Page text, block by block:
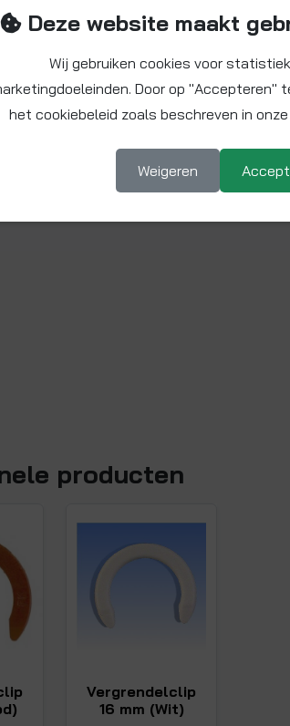
producten
Vergrendelclip
16 mm (Wit)
Deze website maakt
Wij gebruiken cookies voor
Door op "Accepteren"
het cookiebeleid zoals beschreven in
Weigeren